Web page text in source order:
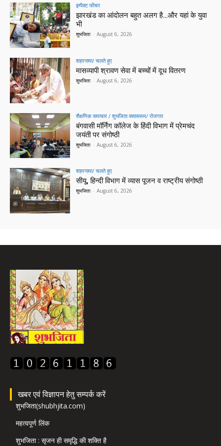
इम्पैक्ट फीचर
झारखंड का आंदोलन बहुत अलग है…और यहां के युवा
भी
शुभजिता - August 6, 2026
शहरनामा/ चलते हुए
मासव्यापी श्रावण सेवा में बच्चों में दूध वितरण
शुभजिता - August 6, 2026
शैक्षणिक समाचार / शुभजिता क्सासरूम/ रोजगार
बंगवासी मॉर्निंग कॉलेज के हिंदी विभाग में प्रेमचंद
जयंती पर संगोष्ठी
शुभजिता - August 6, 2026
शहरनामा/ चलते हुए
सीयू, हिन्दी विभाग में व्यास पूजन व राष्ट्रीय संगोष्ठी
शुभजिता - August 6, 2026
खबर एवं विज्ञापन हेतु सम्पर्क करें
शुभजिता(shubhjita.com)
महत्वपूर्ण लिंक
शुभजिता : सृजन ही समृद्धि की शक्ति है